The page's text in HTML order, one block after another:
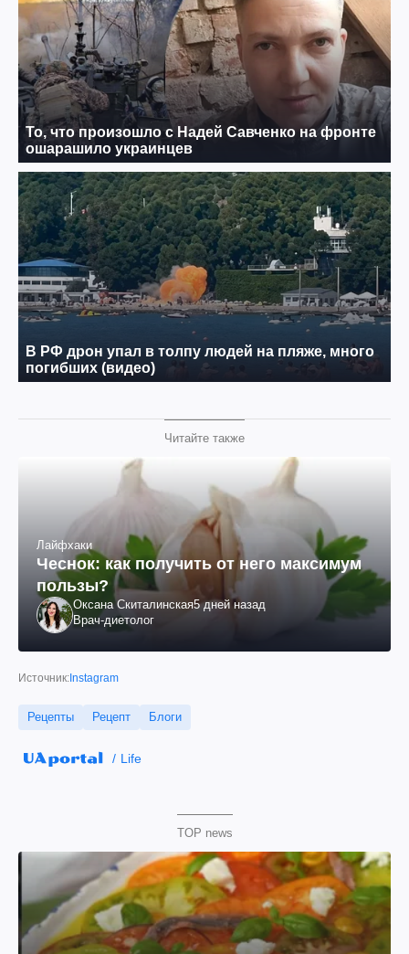
Читайте также
Лайфхаки
Чеснок: как получить от него максимум
пользы?
Оксана Скиталинская5 дней назад
Врач-диетолог
Источник: Instagram
Рецепты Рецепт Блоги
Life
TOP news